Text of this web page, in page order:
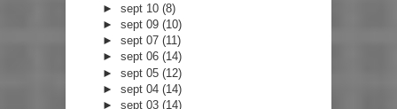
►sept 10(8)
►sept 09(10)
►sept 07(11)
►sept 06(14)
►sept 05(12)
►sept 04(14)
►sept 03(14)